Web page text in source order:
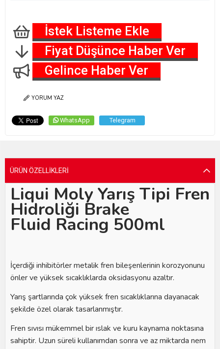
İstek Listeme Ekle
Fiyat Düşünce Haber Ver
Gelince Haber Ver
YORUM YAZ
WhatsApp Telegram
ÜRÜN ÖZELLIKLERI
Liqui Moly Yarış Tipi Fren
Hidroliği Brake
Fluid Racing 500ml
İçerdiği inhibitörler metalik fren bileşenlerinin korozyonunu
önler ve yüksek sıcaklıklarda oksidasyonu azaltır.
Yarış şartlarında çok yüksek fren sıcaklıklarına dayanacak
şekilde özel olarak tasarlanmıştır.
Fren sıvısı mükemmel bir ıslak ve kuru kaynama noktasına
sahiptir. Uzun süreli kullanımdan sonra ve az miktarda nem